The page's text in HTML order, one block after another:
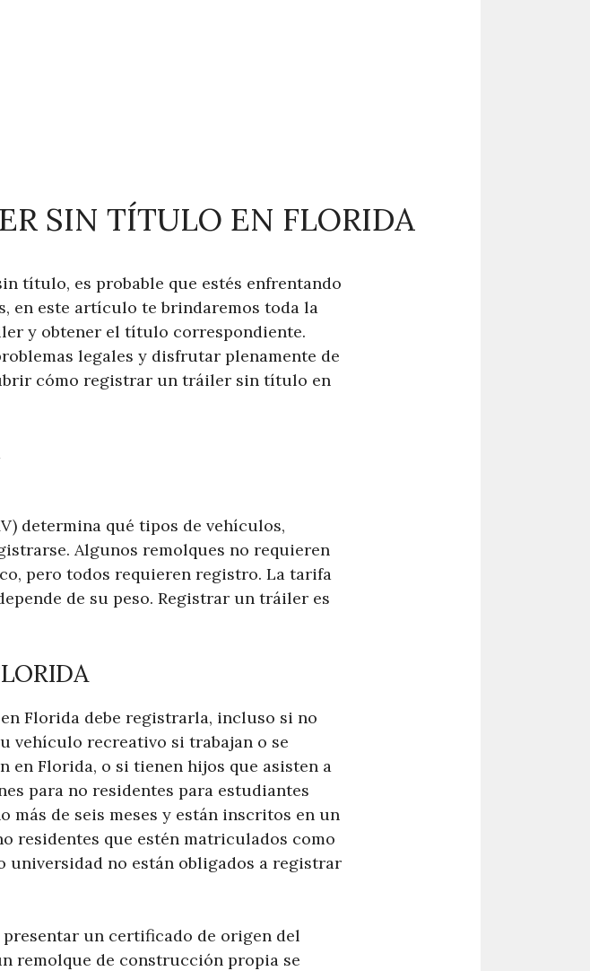
SIN TÍTULO EN FLORIDA
título, es probable que estés enfrentando
en este artículo te brindaremos toda la
y obtener el título correspondiente.
legales y disfrutar plenamente de
cómo registrar un tráiler sin título en
determina qué tipos de vehículos,
Algunos remolques no requieren
pero todos requieren registro. La tarifa
de su peso. Registrar un tráiler es
Florida debe registrarla, incluso si no
vehículo recreativo si trabajan o se
en Florida, o si tienen hijos que asisten a
para no residentes para estudiantes
de seis meses y están inscritos en un
residentes que estén matriculados como
no están obligados a registrar
un certificado de origen del
remolque de construcción propia se